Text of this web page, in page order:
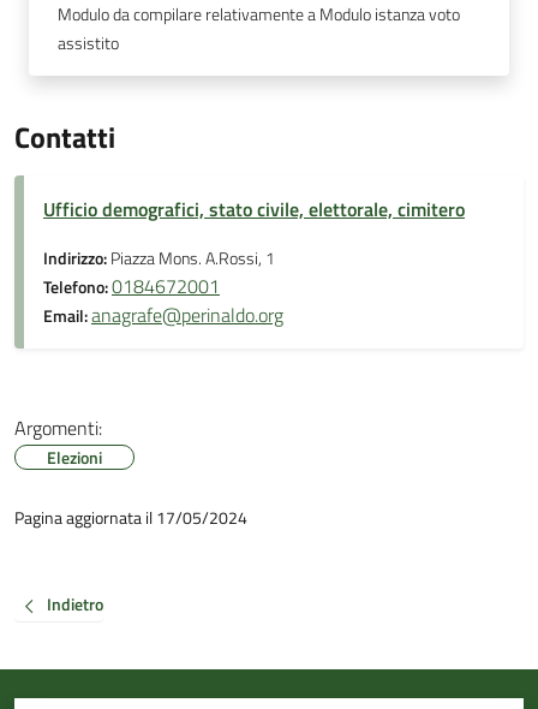
Modulo da compilare relativamente a Modulo istanza voto
assistito
Contatti
Ufficio demografici, stato civile, elettorale, cimitero
Indirizzo:Piazza Mons. A.Rossi, 1
Telefono:0184672001
Email:anagrafe@perinaldo.org
Argomenti:
Elezioni
Pagina aggiornata il 17/05/2024
Indietro